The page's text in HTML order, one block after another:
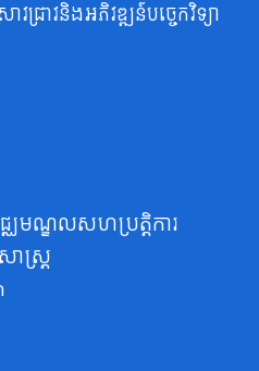
ជ្រាវនិងអភិវឌ្ឍន៍បច្ចេកវិទ្យា
ឈមណ្ឌលសហប្រត្តិការ
ាស្ត្រ